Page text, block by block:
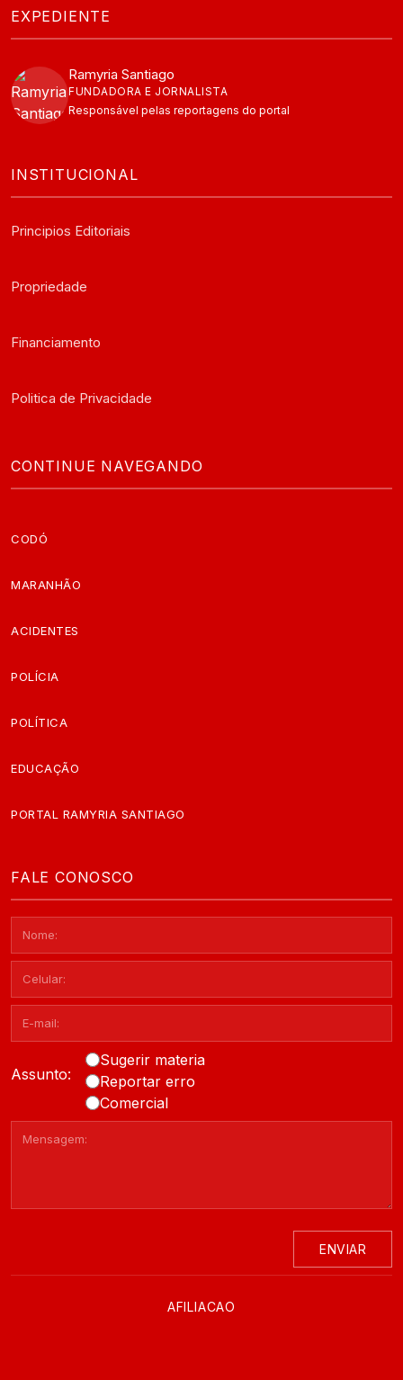
EXPEDIENTE
Ramyria Santiago
FUNDADORA E JORNALISTA
Responsável pelas reportagens do portal
INSTITUCIONAL
Principios Editoriais
Propriedade
Financiamento
Politica de Privacidade
CONTINUE NAVEGANDO
CODÓ
MARANHÃO
ACIDENTES
POLÍCIA
POLÍTICA
EDUCAÇÃO
PORTAL RAMYRIA SANTIAGO
FALE CONOSCO
Assunto:
Sugerir materia
Reportar erro
Comercial
ENVIAR
AFILIACAO